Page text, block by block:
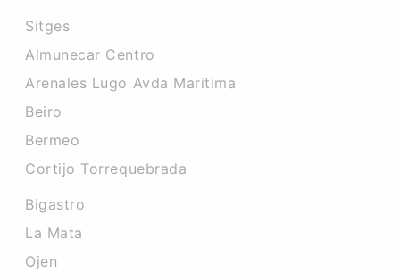
Sitges
Almunecar Centro
Arenales Lugo Avda Maritima
Beiro
Bermeo
Cortijo Torrequebrada
Bigastro
La Mata
Ojen